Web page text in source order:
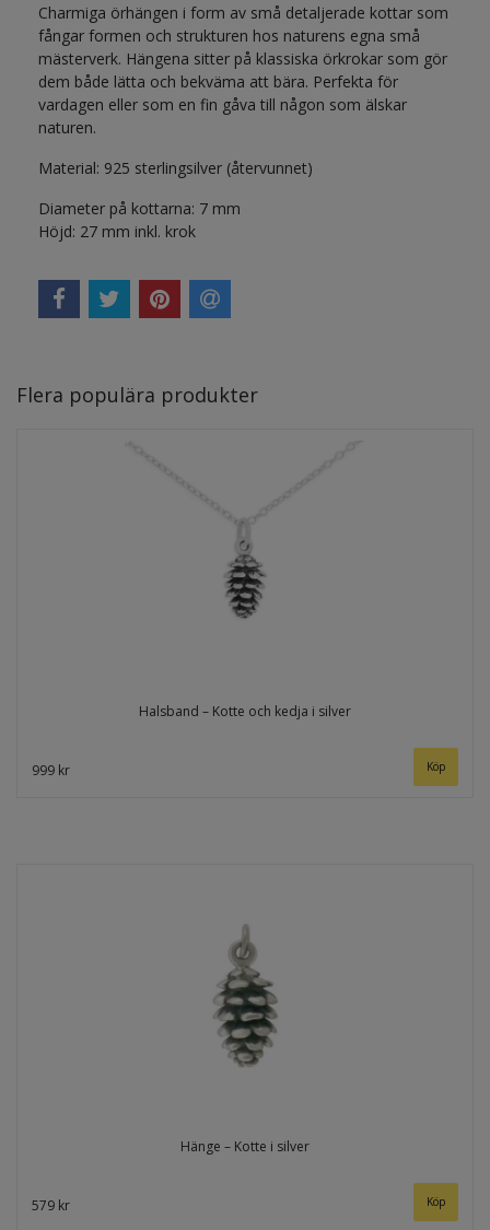
Charmiga örhängen i form av små detaljerade kottar som
fångar formen och strukturen hos naturens egna små
mästerverk. Hängena sitter på klassiska örkrokar som gör
dem både lätta och bekväma att bära. Perfekta för
vardagen eller som en fin gåva till någon som älskar
naturen.
Material: 925 sterlingsilver (återvunnet)
Diameter på kottarna: 7 mm
Höjd: 27 mm inkl. krok
Flera populära produkter
Halsband – Kotte och kedja i silver
999 kr
Hänge – Kotte i silver
579 kr